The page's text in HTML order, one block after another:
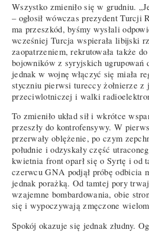
Wszystko zmieniło się w grudniu.
– ogłosił wówczas prezydent Turcji
ma przeszkód, byśmy wysłali
wcześniej Turcja wspierała libijski
zaopatrzeniem, rekrutowała także
bojowników z syryjskich ugrupowań
jednak w wojnę włączyć się miała
styczniu pierwsi tureccy żołnierze z
przeciwlotniczej i walki
To zmieniło układ sił i wkrótce
przeszły do kontrofensywy. W
przerwały oblężenie, po czym
południe i odzyskały część
kwietnia front oparł się o Syrtę i od
czerwcu GNA podjął próbę odbicia
jednak porażką. Od tamtej pory
wzajemne bombardowania, obie
się i wypoczywają zmęczone
Spokój okazuje się jednak złudny.